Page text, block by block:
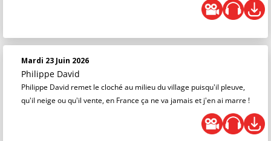
Mardi 23 Juin 2026
Philippe David
Philippe David remet le cloché au milieu du village puisqu'il pleuve,
qu'il neige ou qu'il vente, en France ça ne va jamais et j'en ai marre !